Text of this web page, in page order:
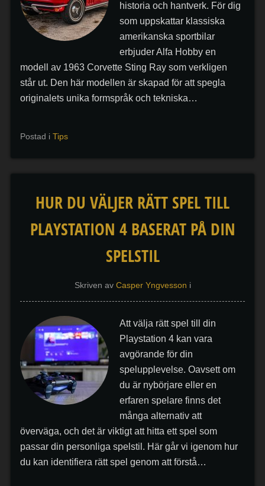
historia och hantverk. För dig
som uppskattar klassiska
amerikanska sportbilar
erbjuder Alfa Hobby en
modell av 1963 Corvette Sting Ray som verkligen
står ut. Den här modellen är skapad för att spegla
originalets unika formspråk och tekniska…
Postad iTips
HUR DU VÄLJER RÄTT SPEL TILL
PLAYSTATION 4 BASERAT PÅ DIN
SPELSTIL
Skriven av Casper Yngvesson i
Att välja rätt spel till din
Playstation 4 kan vara
avgörande för din
spelupplevelse. Oavsett om
du är nybörjare eller en
erfaren spelare finns det
många alternativ att
överväga, och det är viktigt att hitta ett spel som
passar din personliga spelstil. Här går vi igenom hur
du kan identifiera rätt spel genom att förstå…